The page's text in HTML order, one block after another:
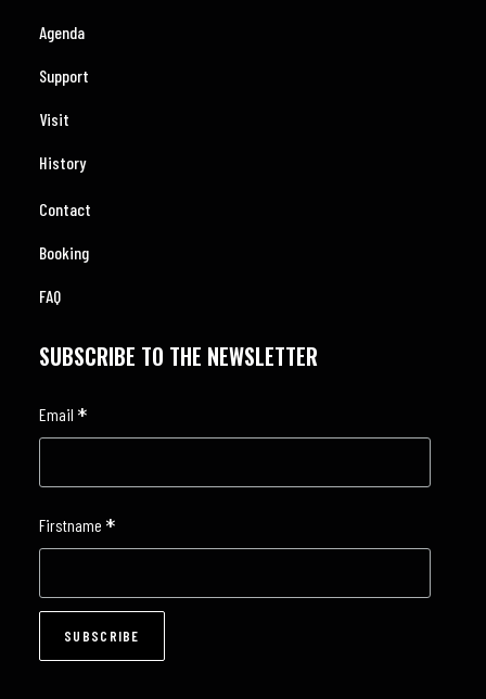
Agenda
Support
Visit
History
Contact
Booking
FAQ
SUBSCRIBE TO THE NEWSLETTER
Email *
Firstname *